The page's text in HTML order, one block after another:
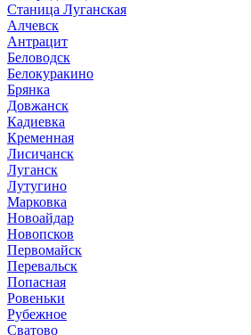
Станица Луганская
Алчевск
Антрацит
Беловодск
Белокуракино
Брянка
Довжанск
Кадиевка
Кременная
Лисичанск
Луганск
Лутугино
Марковка
Новоайдар
Новопсков
Первомайск
Перевальск
Попасная
Ровеньки
Рубежное
Сватово